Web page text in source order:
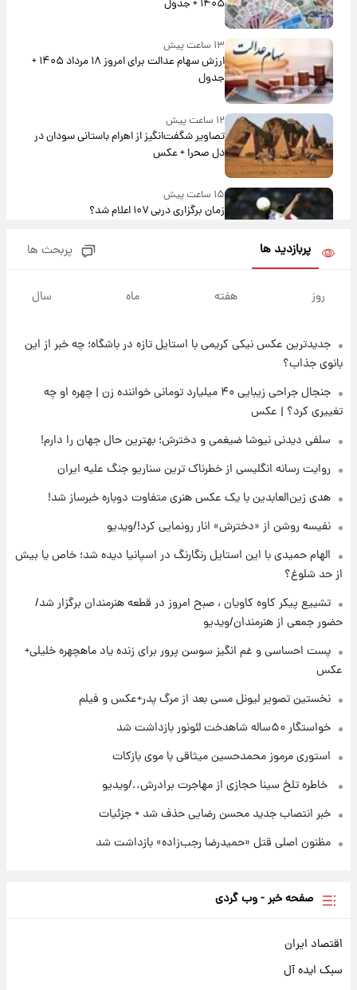
۱۴۰۵ + جدول
۱۳ ساعت پیش
ارزش سهام عدالت برای امروز ۱۸ مرداد ۱۴۰۵ +
جدول
۱۲ ساعت پیش
تصاویر شگفت‌انگیز از اهرام باستانی سودان در
دل صحرا + عکس
۱۵ ساعت پیش
زمان برگزاری دربی ۱۰۷ اعلام شد؟
جزئیات
۱۶ ساعت پیش
آتش‌سوزی در لوناپارک شیراز؛ آخرین وضعیت
خزندگان خطرناک پس از حادثه
۲۱ ساعت پیش
پدر+عکس و فیلم
استوری مرموز محمدحسین میثاقی با موی
پربازدید ها پربحث ها
روز هفته ماه سال
جدیدترین عکس نیکی کریمی با استایل تازه در باشگاه؛ چه خبر از این
بانوی جذاب؟
جنجال جراحی زیبایی ۴۰ میلیارد تومانی خواننده زن | چهره او چه
تغییری کرد؟ | عکس
سلفی دیدنی نیوشا ضیغمی و دخترش؛ بهترین حال جهان را دارم!
روایت رسانه انگلیسی از خطرناک ترین سناریو جنگ علیه ایران
هدی زین‌العابدین با یک عکس هنری متفاوت دوباره خبرساز شد!
نفیسه روشن از «دخترش» انار رونمایی کرد!/ویدیو
الهام حمیدی با این استایل رنگارنگ در اسپانیا دیده شد؛ خاص یا بیش
از حد شلوغ؟
تشییع پیکر کاوه کاویان ، صبح امروز در قطعه هنرمندان برگزار شد/
حضور جمعی از هنرمندان/ویدیو
پست احساسی و غم انگیز سوسن پرور برای زنده یاد ماهچهره خلیلی+
عکس
نخستین تصویر لیونل مسی بعد از مرگ پدر+عکس و فیلم
خواستگار ۵۰ساله شاهدخت لئونور بازداشت شد
استوری مرموز محمدحسین میثاقی با موی بازکات
⁨ خاطره تلخ سینا حجازی از مهاجرت برادرش../ویدیو
خبر انتصاب جدید محسن رضایی حذف شد + جزئیات
مظنون اصلی قتل «حمیدرضا رجب‌زاده» بازداشت شد
صفحه خبر - وب گردی
اقتصاد ایران
سبک ایده آل